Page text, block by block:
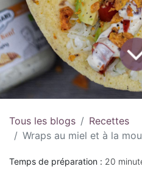
Tous les blogs
Recettes
Wraps au miel et à la
Temps de préparation : 20